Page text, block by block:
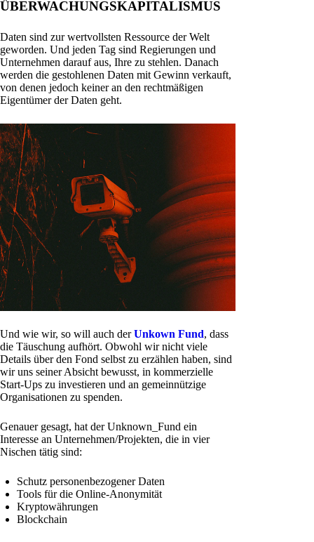
ÜBERWACHUNGSKAPITALISMUS
Daten sind zur wertvollsten Ressource der Welt
geworden. Und jeden Tag sind Regierungen und
Unternehmen darauf aus, Ihre zu stehlen. Danach
werden die gestohlenen Daten mit Gewinn verkauft,
von denen jedoch keiner an den rechtmäßigen
Eigentümer der Daten geht.
Und wie wir, so will auch derUnkown Fund, dass
die Täuschung aufhört. Obwohl wir nicht viele
Details über den Fond selbst zu erzählen haben, sind
wir uns seiner Absicht bewusst, in kommerzielle
Start-Ups zu investieren und an gemeinnützige
Organisationen zu spenden.
Genauer gesagt, hat der Unknown_Fund ein
Interesse an Unternehmen/Projekten, die in vier
Nischen tätig sind:
Schutz personenbezogener Daten
Tools für die Online-Anonymität
Kryptowährungen
Blockchain